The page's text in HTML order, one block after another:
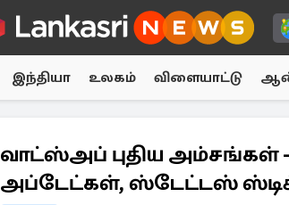
இந்தியா உலகம் விளையாட்டு
வாட்ஸ்அப் புதிய அம்சங்கள் -
அப்டேட்கள், ஸ்டேட்டஸ்